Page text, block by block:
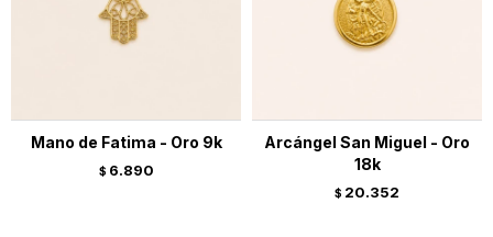
Mano de Fatima - Oro 9k
$ 6.890
Arcángel San Miguel - Oro
18k
$ 20.352